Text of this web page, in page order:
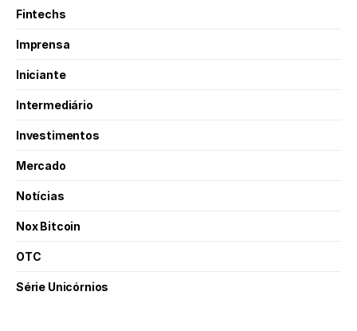
Fintechs
Imprensa
Iniciante
Intermediário
Investimentos
Mercado
Notícias
Nox Bitcoin
OTC
Série Unicórnios